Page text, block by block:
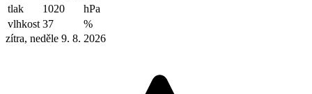
tlak
1020
hPa
vlhkost 37
%
zítra, neděle 9. 8. 2026